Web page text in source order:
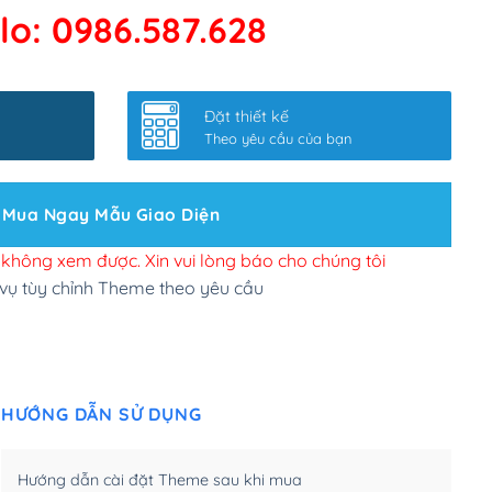
kết google, cập nhật sitemap(+50,000₫)
slider chính (+200,000₫)
site Wordpress(+100,000₫)
đăng web(+300,000₫)
tuỳ chọn (+2,000,000₫)
(+450,000₫)
0986.587.628
Đặt thiết kế
Theo yêu cầu của bạn
Mua Ngay Mẫu Giao Diện
xem được. Xin vui lòng báo cho chúng tôi
tùy chỉnh Theme theo yêu cầu
HƯỚNG DẪN SỬ DỤNG
Hướng dẫn cài đặt Theme sau khi mua